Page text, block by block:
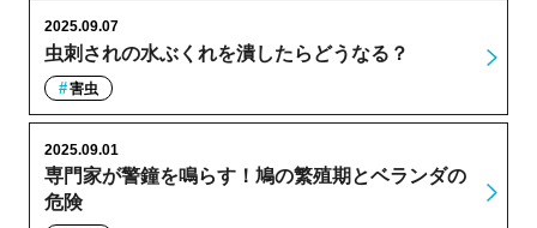
虫刺されの水ぶくれを潰したらどうなる？
2025.09.07
害虫
専門家が警鐘を鳴らす！鳩の繁殖期とベランダの
危険
2025.09.01